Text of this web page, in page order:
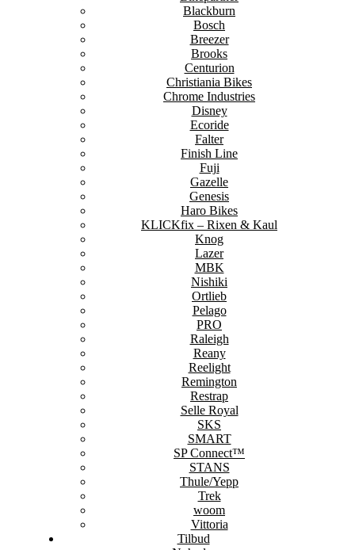
Blackburn
Bosch
Breezer
Brooks
Centurion
Christiania Bikes
Chrome Industries
Disney
Ecoride
Falter
Finish Line
Fuji
Gazelle
Genesis
Haro Bikes
KLICKfix – Rixen & Kaul
Knog
Lazer
MBK
Nishiki
Ortlieb
Pelago
PRO
Raleigh
Reany
Reelight
Remington
Restrap
Selle Royal
SKS
SMART
SP Connect™
STANS
Thule/Yepp
Trek
woom
Vittoria
Tilbud